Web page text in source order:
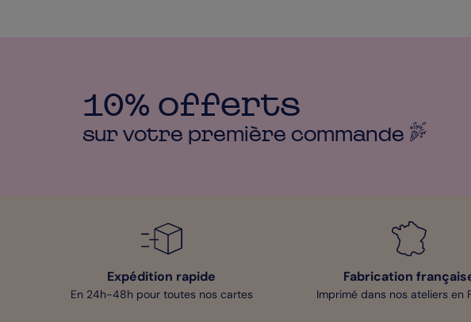
10% offerts
sur votre première commande
Expédition rapide
En 24h-48h pour toutes nos cartes
Fabrication
Imprimé dans nos ateliers en